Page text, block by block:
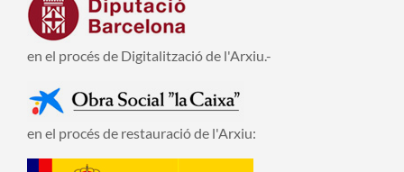
en el procés de Digitalització de l'Arxiu.-
en el procés de restauració de l'Arxiu: